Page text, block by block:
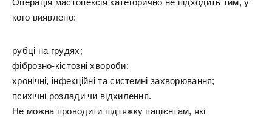
Операція мастопексія категорично не підходить тим, у
кого виявлено:
рубці на грудях;
фіброзно-кістозні хвороби;
хронічні, інфекційні та системні захворювання;
психічні розлади чи відхилення.
Не можна проводити підтяжку пацієнтам, які